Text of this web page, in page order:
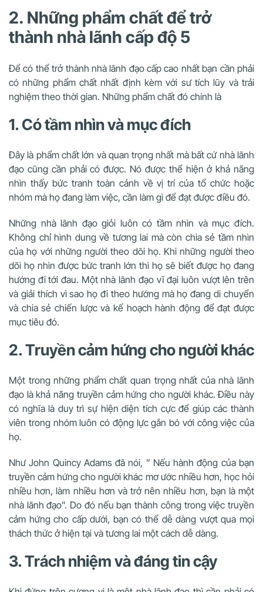
2. Những phẩm chất để trở
thành nhà lãnh cấp độ 5
Để có thể trở thành nhà lãnh đạo cấp cao nhất bạn cần phải
có những phẩm chất nhất định kèm với sư tích lũy và trải
nghiệm theo thời gian. Những phẩm chất đó chính là
1. Có tầm nhìn và mục đích
Đây là phẩm chất lớn và quan trọng nhất mà bất cứ nhà lãnh
đạo cũng cần phải có được. Nó được thể hiện ở khả năng
nhìn thấy bức tranh toàn cảnh về vị trí của tổ chức hoặc
nhóm mà họ đang làm việc, cần làm gì để đạt được điều đó.
Những nhà lãnh đạo giỏi luôn có tầm nhìn và mục đích.
Không chỉ hình dung về tương lai mà còn chia sẻ tầm nhìn
của họ với những người theo dõi họ. Khi những người theo
dõi họ nhìn được bức tranh lớn thì họ sẽ biết được họ đang
hướng đi tới đau. Một nhà lãnh đạo vĩ đại luôn vượt lên trên
và giải thích vì sao họ đi theo hướng mà họ đang di chuyển
và chia sẻ chiến lược và kế hoạch hành động để đạt được
mục tiêu đó.
2. Truyền cảm hứng cho người khác
Một trong những phẩm chất quan trọng nhất của nhà lãnh
đạo là khả năng truyền cảm hứng cho người khác. Điều này
có nghĩa là duy trì sự hiện diện tích cực để giúp các thành
viên trong nhóm luôn có động lực gắn bó với công việc của
họ.
Như John Quincy Adams đã nói, ” Nếu hành động của bạn
truyền cảm hứng cho người khác mơ ước nhiều hơn, học hỏi
nhiều hơn, làm nhiều hơn và trở nên nhiều hơn, bạn là một
nhà lãnh đạo”. Do đó nếu bạn thành công trong việc truyền
cảm hứng cho cấp dưới, bạn có thể dễ dàng vượt qua mọi
thách thức ở hiện tại và tương lai một cách dễ dàng.
3. Trách nhiệm và đáng tin cậy